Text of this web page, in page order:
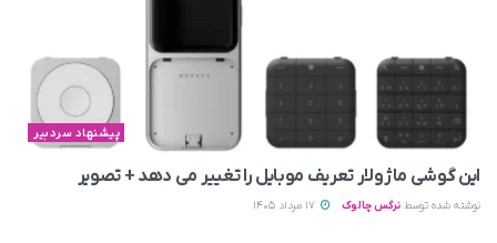
پیشنهاد سردبیر
این گوشی ماژولار تعریف موبایل را تغییر می‌ دهد + تصویر
نوشته شده توسط نرگس چالوک